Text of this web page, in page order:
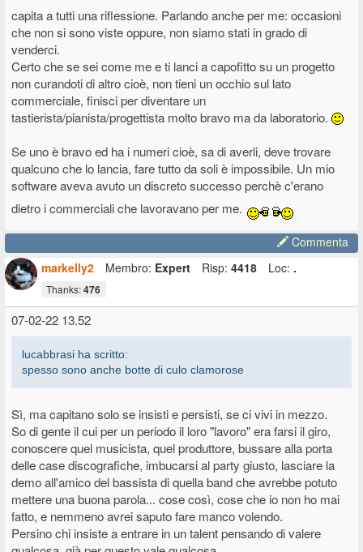
Ne devo prendere atto. Il mondo non è per tutti. Ci mancherebbe. E
quindi ritorno alla domanda iniziale: ma che lo faccio a fare? Anche le
passioni più sfrenate dopo un pò se stancano...
capita a tutti una riflessione. Parlando anche per me: occasioni
che non si sono viste oppure, non siamo stati in grado di
venderci.
Certo che se sei come me e ti lanci a capofitto su un progetto
non curandoti di altro cioè, non tieni un occhio sul lato
commerciale, finisci per diventare un
tastierista/pianista/progettista molto bravo ma da laboratorio.
Se uno è bravo ed ha i numeri cioè, sa di averli, deve trovare
qualcuno che lo lancia, fare tutto da soli è impossibile. Un mio
software aveva avuto un discreto successo perchè c'erano
dietro i commerciali che lavoravano per me.
Commenta
markelly2
Membro: Expert Risp: 4418 Loc: .
Thanks:476
07-02-22 13.52
lucabbrasi ha scritto:
spesso sono anche botte di culo clamorose
Sì, ma capitano solo se insisti e persisti, se ci vivi in mezzo.
So di gente il cui per un periodo il loro "lavoro" era farsi il giro,
conoscere quel musicista, quel produttore, bussare alla porta
delle case discografiche, imbucarsi al party giusto, lasciare la
demo all'amico del bassista di quella band che avrebbe potuto
mettere una buona parola... cose così, cose che io non ho mai
fatto, e nemmeno avrei saputo fare manco volendo.
Persino chi insiste a entrare in un talent pensando di valere